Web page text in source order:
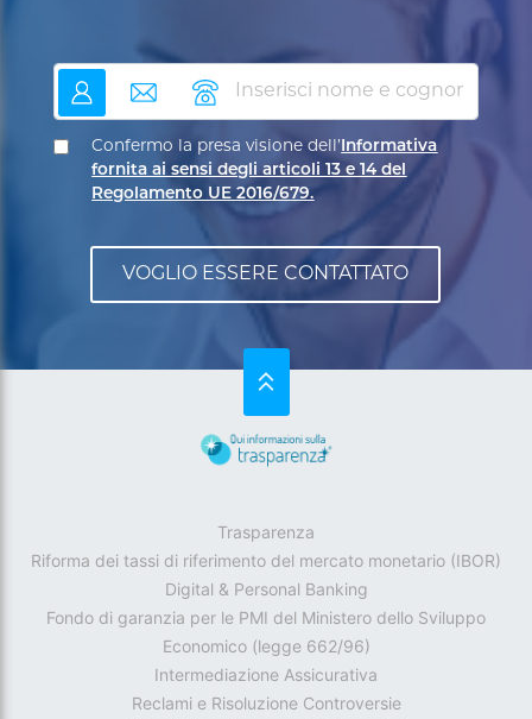
nome email telefono
Confermo la presa visione dell’ Informativa
fornita ai sensi degli articoli 13 e 14 del
Regolamento UE 2016/679.
SU
Trasparenza
Riforma dei tassi di riferimento del mercato monetario (IBOR)
Digital & Personal Banking
Fondo di garanzia per le PMI del Ministero dello Sviluppo
Economico (legge 662/96)
Intermediazione Assicurativa
Reclami e Risoluzione Controversie